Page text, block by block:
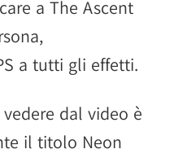
a The Ascent
a tutti gli effetti.
dal video è
il titolo Neon